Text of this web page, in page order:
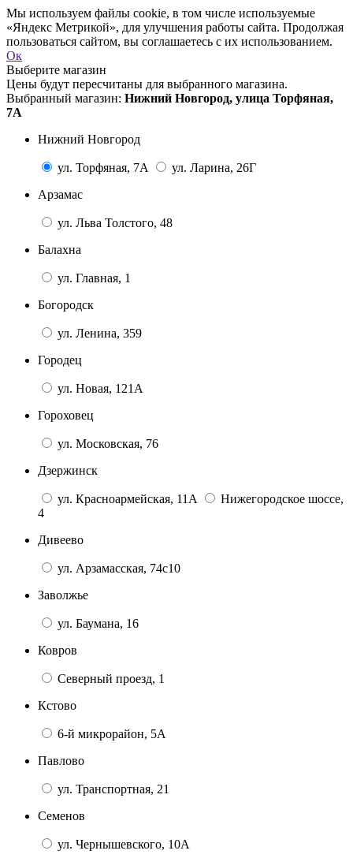
Мы используем файлы cookie, в том числе используемые
«Яндекс Метрикой», для улучшения работы сайта. Продолжая
пользоваться сайтом, вы соглашаетесь с их использованием.
Ок
Выберите магазин
Цены будут пересчитаны для выбранного магазина.
Выбранный магазин: Нижний Новгород, улица Торфяная,
7А
Нижний Новгород
ул. Торфяная, 7А
ул. Ларина, 26Г
Арзамас
ул. Льва Толстого, 48
Балахна
ул. Главная, 1
Богородск
ул. Ленина, 359
Городец
ул. Новая, 121А
Гороховец
ул. Московская, 76
Дзержинск
ул. Красноармейская, 11А
Нижегородское шоссе,
4
Дивеево
ул. Арзамасская, 74с10
Заволжье
ул. Баумана, 16
Ковров
Северный проезд, 1
Кстово
6-й микрорайон, 5А
Павлово
ул. Транспортная, 21
Семенов
ул. Чернышевского, 10А